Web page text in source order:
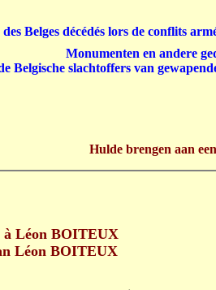
à Léon BOITEUX
Léon BOITEUX
Hulde brengen aan
Belges décédés lors de conflits
Monumenten en andere
Belgische slachtoffers van